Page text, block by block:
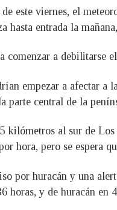
este viernes, el
hasta entrada la
a debilitarse
empezar a afectar
parte central de la
kilómetros al sur de
hora, pero se espera
por huracán y una
horas, y de huracán